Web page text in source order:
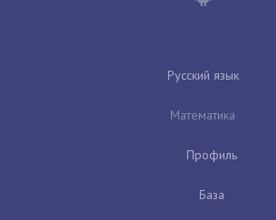
Русский язык
Математика
Профиль
База